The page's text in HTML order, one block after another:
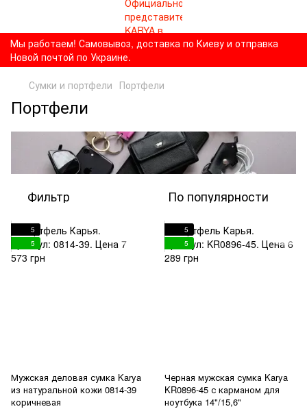
Мы работаем! Самовывоз, доставка по Киеву и отправка
Новой почтой по Украине.
Сумки и портфели Портфели
Портфели
Фильтр По популярности
5
5
Мужская деловая сумка Karya
из натуральной кожи 0814-39
коричневая
5
5
Черная мужская сумка Karya
KR0896-45 с карманом для
ноутбука 14"/15,6"